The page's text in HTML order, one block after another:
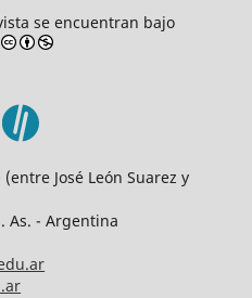
se encuentran bajo
José León Suarez y
As. - Argentina